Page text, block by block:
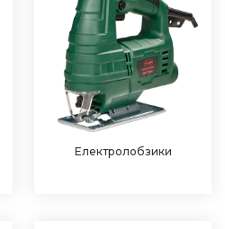
Електролобзики